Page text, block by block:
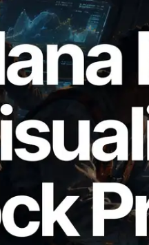
Solana Block
位可视化区块生